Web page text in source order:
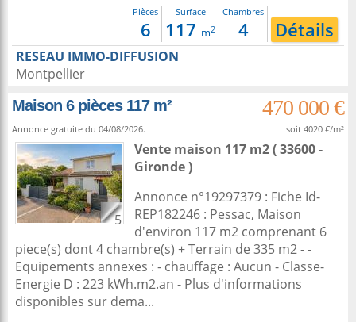
Pièces
6
Surface
117 m2
Chambres
4 Détails
RESEAU IMMO-DIFFUSION
Montpellier
Maison 6 pièces 117 m²
470 000 €
Annonce gratuite du 04/08/2026. soit 4020 €/m²
5
Vente maison 117 m2( 33600 -
Gironde )
Annonce n°19297379 : Fiche Id-
REP182246 : Pessac, Maison
d'environ 117 m2 comprenant 6
piece(s) dont 4 chambre(s) + Terrain de 335 m2 - -
Equipements annexes : - chauffage : Aucun - Classe-
Energie D : 223 kWh.m2.an - Plus d'informations
disponibles sur dema...